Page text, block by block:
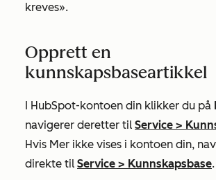
kreves».
Opprett en
kunnskapsbaseartikkel
I HubSpot-kontoen din klikker du på
navigerer deretter til Service >
Hvis Mer ikke vises i kontoen din,
direkte til Service > Kunnskapsbase.